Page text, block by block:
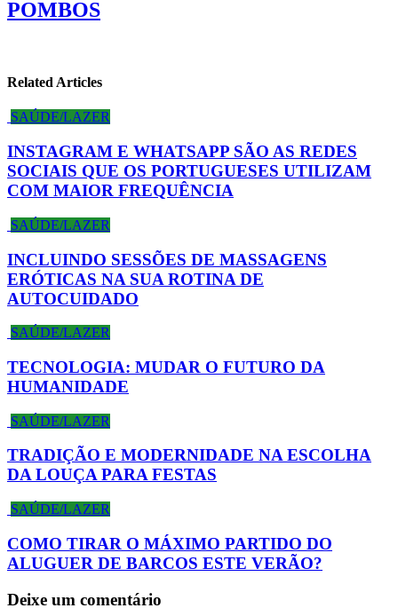
POMBOS
Related Articles
SAÚDE/LAZER
INSTAGRAM E WHATSAPP SÃO AS REDES
SOCIAIS QUE OS PORTUGUESES UTILIZAM
COM MAIOR FREQUÊNCIA
SAÚDE/LAZER
INCLUINDO SESSÕES DE MASSAGENS
ERÓTICAS NA SUA ROTINA DE
AUTOCUIDADO
SAÚDE/LAZER
TECNOLOGIA: MUDAR O FUTURO DA
HUMANIDADE
SAÚDE/LAZER
TRADIÇÃO E MODERNIDADE NA ESCOLHA
DA LOUÇA PARA FESTAS
SAÚDE/LAZER
COMO TIRAR O MÁXIMO PARTIDO DO
ALUGUER DE BARCOS ESTE VERÃO?
Deixe um comentário